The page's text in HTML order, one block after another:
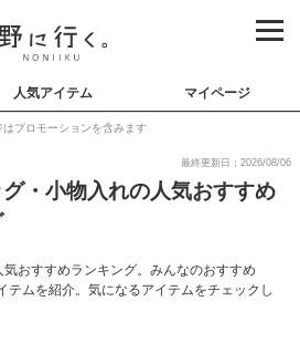
人気アイテム マイページ
はプロモーションを含みます
最終更新日：2026/08/06
・小物入れの人気おすすめ
おすすめランキング。みんなのおすすめ
テムを紹介。気になるアイテムをチェックし